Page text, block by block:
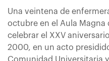
Una veintena de
octubre en el Aula Magna
celebrar el XXV
2000, en un acto